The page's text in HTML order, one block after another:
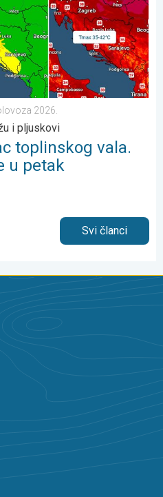
2026.
i pljuskovi
toplinskog vala.
u petak
Svi članci